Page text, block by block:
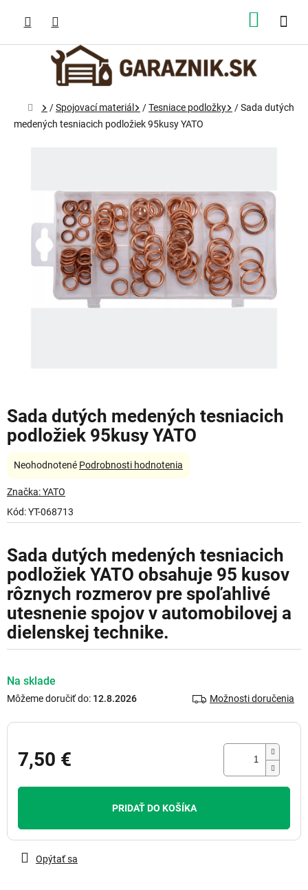
Domov
/Spojovací materiál /Tesniace podložky /Sada dutých
medených tesniacich podložiek 95kusy YATO
Sada dutých medených tesniacich
podložiek 95kusy YATO
Kód:YT-068713
Na sklade
Môžeme doručiť do: 12.8.2026 Možnosti doručenia
7,50 €
PRIDAŤ DO KOŠÍKA
Sada dutých medených tesniacich
podložiek YATO obsahuje 95 kusov
rôznych rozmerov pre spoľahlivé
utesnenie spojov v automobilovej a
dielenskej technike.
Opýtať sa
Priemerné
produktu
0,0
hviezdičiek.
Neohodnotené Podrobnosti hodnotenia
Značka:YATO